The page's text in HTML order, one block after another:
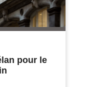
pour le